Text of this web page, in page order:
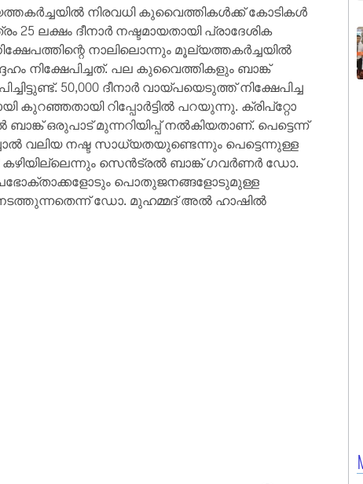
നിരവധി കുവൈത്തികൾക്ക് കോടികൾ
ലക്ഷം ദീനാർ നഷ്ടമായതായി പ്രാദേശിക
നാലിലൊന്നും മൂല്യത്തകർച്ചയിൽ
നിക്ഷേപിച്ചത്. പല കുവൈത്തികളും ബാങ്ക്
50,000 ദീനാർ വായ്പയെടുത്ത് നിക്ഷേപിച്ച
റിപ്പോർട്ടിൽ പറയുന്നു. ക്രിപ്റ്റോ
ഒരുപാട് മുന്നറിയിപ്പ് നൽകിയതാണ്. പെട്ടെന്ന്
വലിയ നഷ്ട സാധ്യതയുണ്ടെന്നും പെട്ടെന്നുള്ള
സെൻട്രൽ ബാങ്ക് ഗവർണർ ഡോ.
പൊതുജനങ്ങളോടുമുള്ള
ഡോ. മുഹമ്മദ് അൽ ഹാഷിൽ